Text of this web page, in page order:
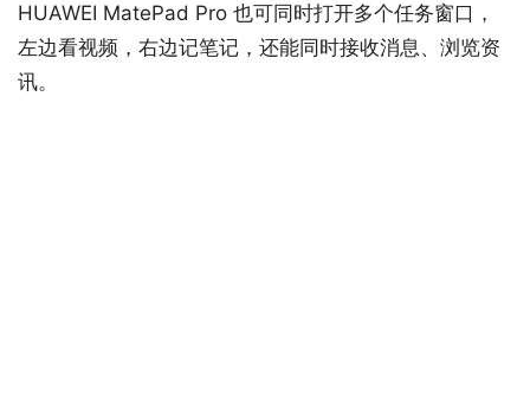
HUAWEI MatePad Pro 也可同时打开多个任务窗口，
左边看视频，右边记笔记，还能同时接收消息、浏览资
讯。